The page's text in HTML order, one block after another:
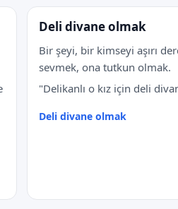
Deli divane olmak
Bir şeyi, bir kimseyi aşırı
sevmek, ona tutkun olmak.
"Delikanlı o kız için deli
Deli divane olmak